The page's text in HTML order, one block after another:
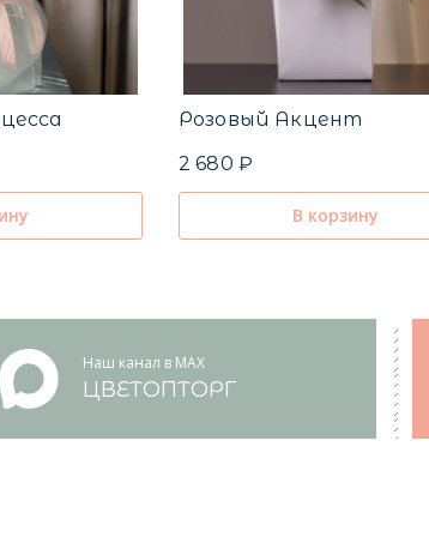
Розовый Акцент
2 680 ₽
В корзину
Наш канал в MAX
ЦВЕТОПТОРГ